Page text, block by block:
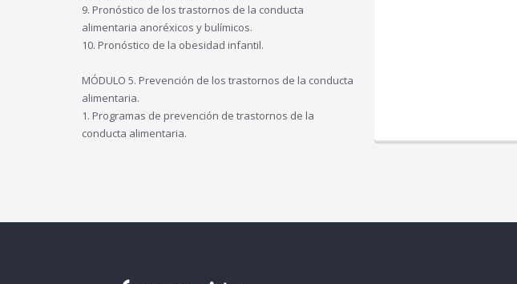
9. Pronóstico de los trastornos de la conducta
alimentaria anoréxicos y bulímicos.
10. Pronóstico de la obesidad infantil.
MÓDULO 5. Prevención de los trastornos de la conducta
alimentaria.
1. Programas de prevención de trastornos de la
conducta alimentaria.